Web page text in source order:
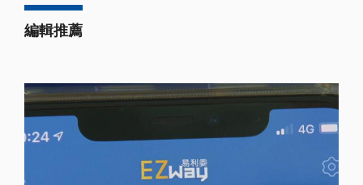
編輯推薦